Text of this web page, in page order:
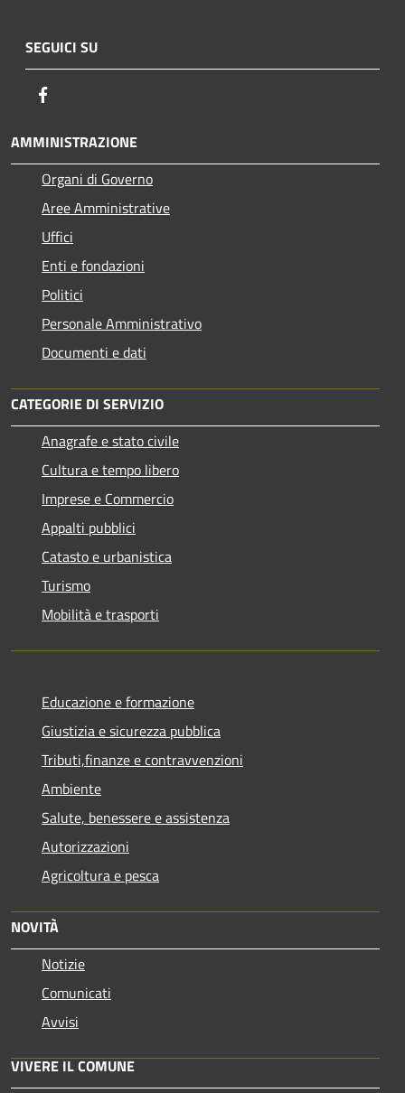
SEGUICI SU
AMMINISTRAZIONE
Organi di Governo
Aree Amministrative
Uffici
Enti e fondazioni
Politici
Personale Amministrativo
Documenti e dati
CATEGORIE DI SERVIZIO
Anagrafe e stato civile
Cultura e tempo libero
Imprese e Commercio
Appalti pubblici
Catasto e urbanistica
Turismo
Mobilità e trasporti
Educazione e formazione
Giustizia e sicurezza pubblica
Tributi,finanze e contravvenzioni
Ambiente
Salute, benessere e assistenza
Autorizzazioni
Agricoltura e pesca
NOVITÀ
Notizie
Comunicati
Avvisi
VIVERE IL COMUNE